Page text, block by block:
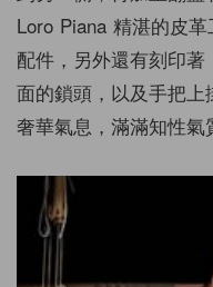
Loro Piana 精湛的皮
配件，另外還有刻印
面的鎖頭，以及手把
奢華氣息，滿滿知性氣